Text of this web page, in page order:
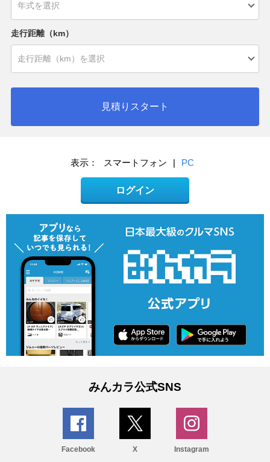
走行距離（km）
見積りスタート
表示： スマートフォン | PC
ログイン
みんカラ公式SNS
Facebook X Instagram